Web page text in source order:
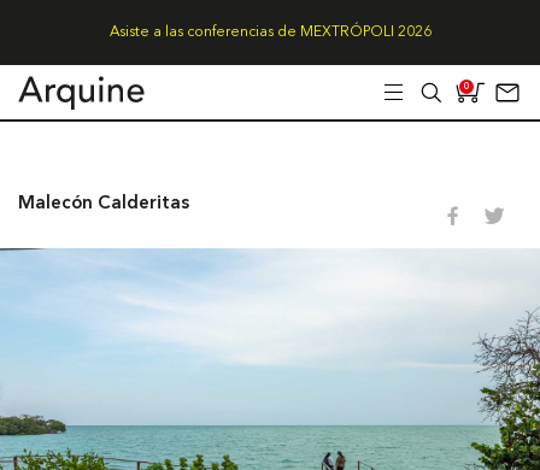
Asiste a las conferencias de MEXTRÓPOLI 2026
0
Malecón Calderitas